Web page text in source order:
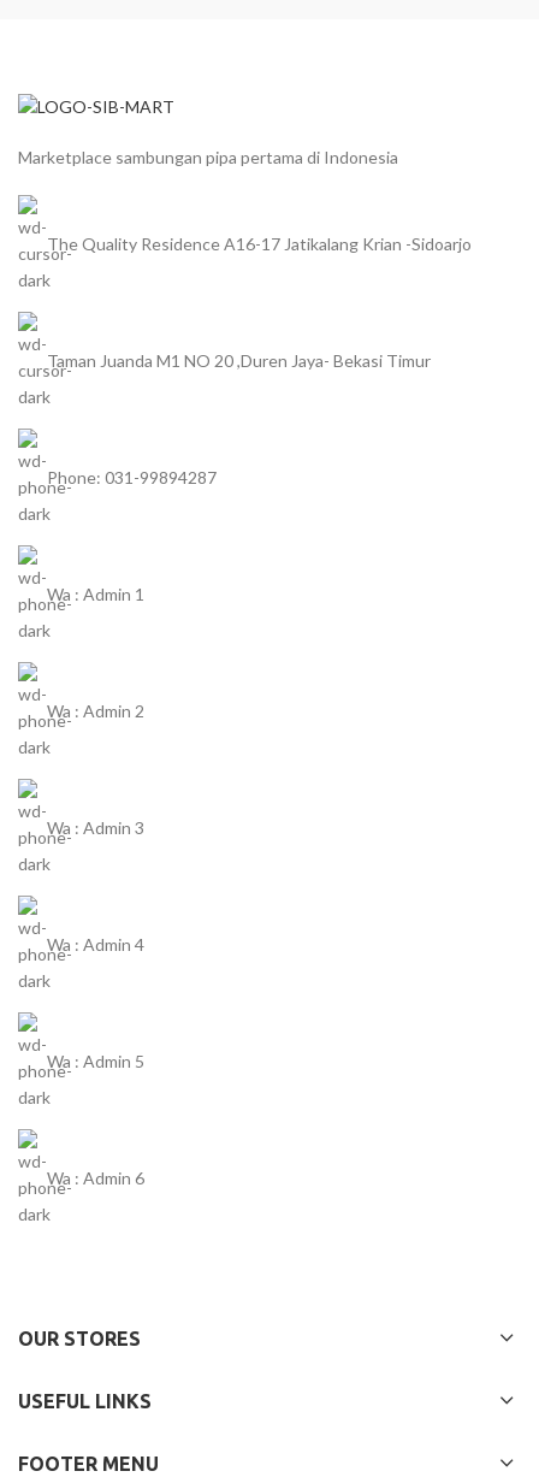
Marketplace sambungan pipa pertama di Indonesia
The Quality Residence A16-17 Jatikalang Krian -Sidoarjo
Taman Juanda M1 NO 20 ,Duren Jaya- Bekasi Timur
Phone: 031-99894287
Wa : Admin 1
Wa : Admin 2
Wa : Admin 3
Wa : Admin 4
Wa : Admin 5
Wa : Admin 6
OUR STORES
USEFUL LINKS
FOOTER MENU